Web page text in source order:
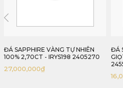
ĐÁ SAPPHIRE XANH LAM KHỐI
GIỌT NƯỚC 1,26CT - IRBS16
ĐÁ
GIA